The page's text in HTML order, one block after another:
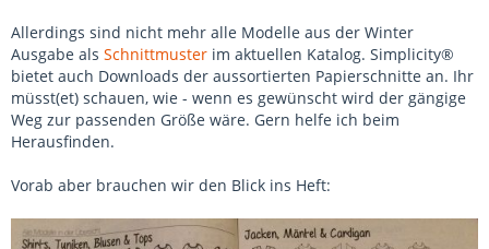
Allerdings sind nicht mehr alle Modelle aus der Winter
Ausgabe als Schnittmuster im aktuellen Katalog. Simplicity®
bietet auch Downloads der aussortierten Papierschnitte an. Ihr
müsst(et) schauen, wie - wenn es gewünscht wird der gängige
Weg zur passenden Größe wäre. Gern helfe ich beim
Herausfinden.
Vorab aber brauchen wir den Blick ins Heft: